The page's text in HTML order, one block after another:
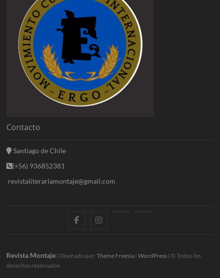
Contacto
Santiago de Chile
(+56) 936852381
revistaliterariamontaje@gmail.com
c s t o
Revista Montaje | Diseñado por:Theme Freesia |WordPress | © Todos los
derechos reservados